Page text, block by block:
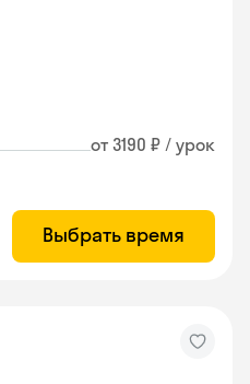
от 3190 ₽ / урок
Выбрать время